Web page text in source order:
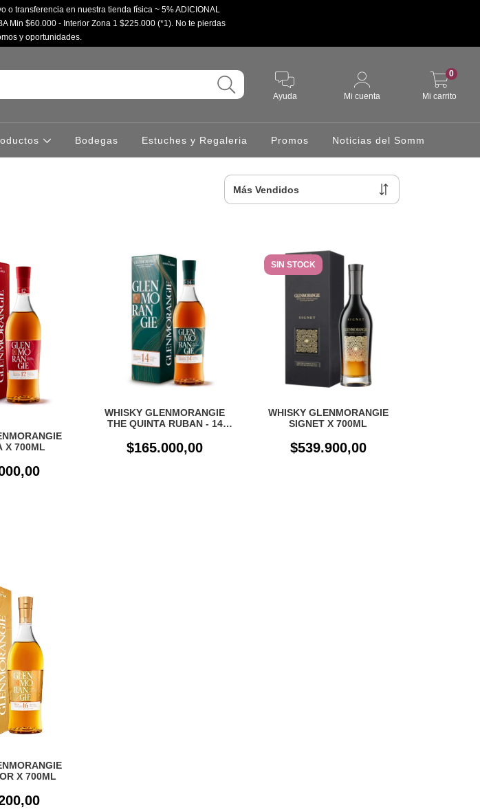
o transferencia en nuestra tienda física ~ 5% ADICIONAL
Min $60.000 - Interior Zona 1 $225.000 (*1). No te pierdas
y oportunidades.
Ayuda Mi cuenta Mi carrito
0
Bodegas Estuches y Regaleria Promos Noticias del Somm
X 700ML
WHISKY GLENMORANGIE
THE QUINTA RUBAN - 14
$165.000,00
SIN STOCK
WHISKY GLENMORANGIE
SIGNET X 700ML
$539.900,00
X 700ML